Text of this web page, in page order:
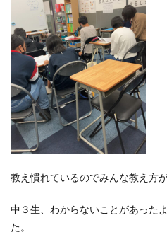
教え慣れているのでみんな教え方が
中３生、わからないことがあった
た。